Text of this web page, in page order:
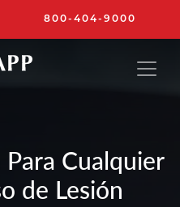
800-404-9000
Cualquier
de Lesión